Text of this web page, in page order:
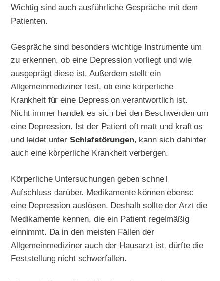
Wichtig sind auch ausführliche Gespräche mit dem
Patienten.
Gespräche sind besonders wichtige Instrumente um
zu erkennen, ob eine Depression vorliegt und wie
ausgeprägt diese ist. Außerdem stellt ein
Allgemeinmediziner fest, ob eine körperliche
Krankheit für eine Depression verantwortlich ist.
Nicht immer handelt es sich bei den Beschwerden um
eine Depression. Ist der Patient oft matt und kraftlos
und leidet unterSchlafstörungen, kann sich dahinter
auch eine körperliche Krankheit verbergen.
Körperliche Untersuchungen geben schnell
Aufschluss darüber. Medikamente können ebenso
eine Depression auslösen. Deshalb sollte der Arzt die
Medikamente kennen, die ein Patient regelmäßig
einnimmt. Da in den meisten Fällen der
Allgemeinmediziner auch der Hausarzt ist, dürfte die
Feststellung nicht schwerfallen.